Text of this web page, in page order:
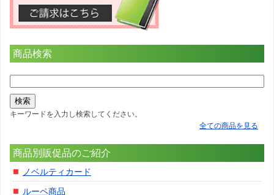
商品検索
キーワードを入力し検索してください。
全ての商品を見る
商品別販促品のご紹介
ノベルティカード
ルーペ商品